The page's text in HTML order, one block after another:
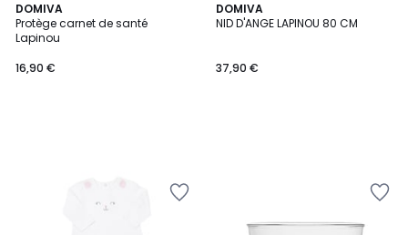
DOMIVA
Protège carnet de santé
Lapinou
16,90 €
DOMIVA
NID D'ANGE LAPINOU 80 CM
37,90 €